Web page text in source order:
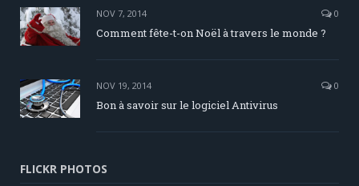
NOV 7, 2014 0
Comment fête-t-on Noël à travers le monde ?
NOV 19, 2014 0
Bon à savoir sur le logiciel Antivirus
FLICKR PHOTOS